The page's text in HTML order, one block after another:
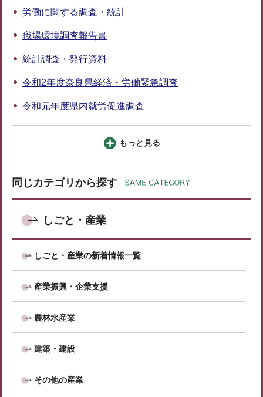
労働に関する調査・統計
職場環境調査報告書
統計調査・発行資料
令和2年度奈良県経済・労働緊急調査
令和元年度県内就労促進調査
もっと見る
同じカテゴリから探す
しごと・産業
しごと・産業の新着情報一覧
産業振興・企業支援
農林水産業
建築・建設
その他の産業